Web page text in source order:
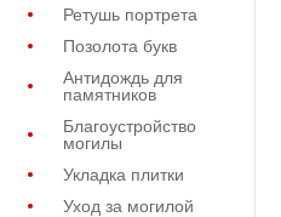
Ретушь портрета
Позолота букв
Антидождь для
памятников
Благоустройство
могилы
Укладка плитки
Уход за могилой